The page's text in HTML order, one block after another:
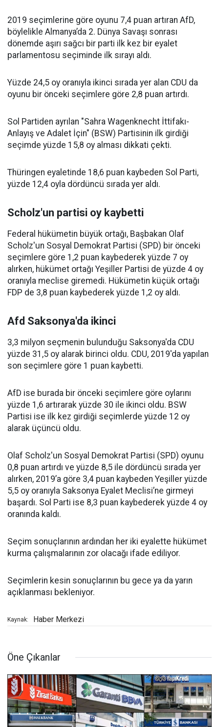
2019 seçimlerine göre oyunu 7,4 puan artıran AfD,
böylelikle Almanya’da 2. Dünya Savaşı sonrası
dönemde aşırı sağcı bir parti ilk kez bir eyalet
parlamentosu seçiminde ilk sırayı aldı.
Yüzde 24,5 oy oranıyla ikinci sırada yer alan CDU da
oyunu bir önceki seçimlere göre 2,8 puan artırdı.
Sol Partiden ayrılan "Sahra Wagenknecht İttifakı-
Anlayış ve Adalet İçin" (BSW) Partisinin ilk girdiği
seçimde yüzde 15,8 oy alması dikkati çekti.
Thüringen eyaletinde 18,6 puan kaybeden Sol Parti,
yüzde 12,4 oyla dördüncü sırada yer aldı.
Scholz'un partisi oy kaybetti
Federal hükümetin büyük ortağı, Başbakan Olaf
Scholz'un Sosyal Demokrat Partisi (SPD) bir önceki
seçimlere göre 1,2 puan kaybederek yüzde 7 oy
alırken, hükümet ortağı Yeşiller Partisi de yüzde 4 oy
oranıyla meclise giremedi. Hükümetin küçük ortağı
FDP de 3,8 puan kaybederek yüzde 1,2 oy aldı.
Afd Saksonya'da ikinci
3,3 milyon seçmenin bulunduğu Saksonya'da CDU
yüzde 31,5 oy alarak birinci oldu. CDU, 2019'da yapılan
son seçimlere göre 1 puan kaybetti.
AfD ise burada bir önceki seçimlere göre oylarını
yüzde 1,6 artırarak yüzde 30 ile ikinci oldu. BSW
Partisi ise ilk kez girdiği seçimlerde yüzde 12 oy
alarak üçüncü oldu.
Olaf Scholz'un Sosyal Demokrat Partisi (SPD) oyunu
0,8 puan artırdı ve yüzde 8,5 ile dördüncü sırada yer
alırken, 2019’a göre 3,4 puan kaybeden Yeşiller yüzde
5,5 oy oranıyla Saksonya Eyalet Meclisi’ne girmeyi
başardı. Sol Parti ise 8,3 puan kaybederek yüzde 4 oy
oranında kaldı.
Seçim sonuçlarının ardından her iki eyalette hükümet
kurma çalışmalarının zor olacağı ifade ediliyor.
Seçimlerin kesin sonuçlarının bu gece ya da yarın
açıklanması bekleniyor.
Kaynak: Haber Merkezi
Öne Çıkanlar